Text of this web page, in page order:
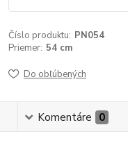
Číslo produktu: PN054
Priemer: 54 cm
Do obľúbených
Komentáre 0